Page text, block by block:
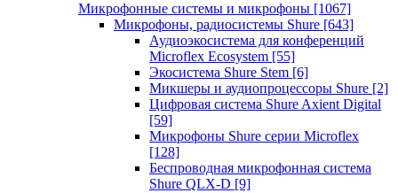
Микрофонные системы и микрофоны [1067]
Микрофоны, радиосистемы Shure [643]
Аудиоэкосистема для конференций
Microflex Ecosystem [55]
Экосистема Shure Stem [6]
Микшеры и аудиопроцессоры Shure [2]
Цифровая система Shure Axient Digital
[59]
Микрофоны Shure серии Microflex
[128]
Беспроводная микрофонная система
Shure QLX-D [9]